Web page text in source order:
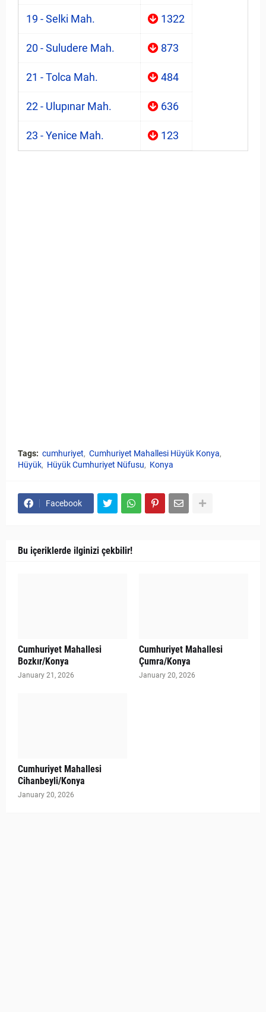
19 - Selki Mah. 1322
20 - Suludere Mah. 873
21 - Tolca Mah. 484
22 - Ulupınar Mah. 636
23 - Yenice Mah. 123
Tags: cumhuriyet
Cumhuriyet Mahallesi Hüyük Konya
Hüyük
Hüyük Cumhuriyet Nüfusu Konya
Facebook
Bu içeriklerde ilginizi çekbilir!
Cumhuriyet Mahallesi
Bozkır/Konya
January 21, 2026
Cumhuriyet Mahallesi
Çumra/Konya
January 20, 2026
Cumhuriyet Mahallesi
Cihanbeyli/Konya
January 20, 2026